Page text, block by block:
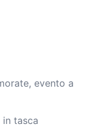
evento a
in tasca